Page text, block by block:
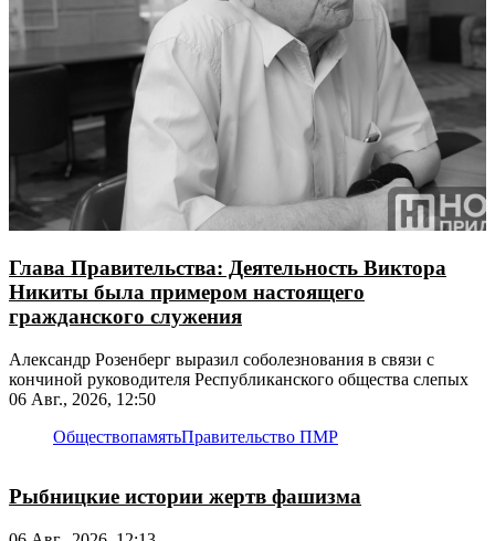
Глава Правительства: Деятельность Виктора
Никиты была примером настоящего
гражданского служения
Александр Розенберг выразил соболезнования в связи с
кончиной руководителя Республиканского общества слепых
06 Авг., 2026, 12:50
ОбществопамятьПравительство ПМР
Рыбницкие истории жертв фашизма